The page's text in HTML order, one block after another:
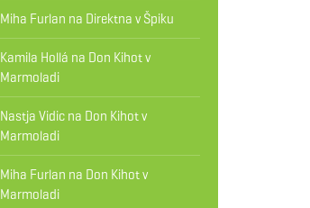
Miha Furlan na Direktna v Špiku
Kamila Hollá na Don Kihot v
Marmoladi
Nastja Vidicna Don Kihot v
Marmoladi
Miha Furlan na Don Kihot v
Marmoladi